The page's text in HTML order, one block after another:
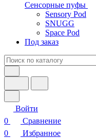
Сенсорные пуфы
Sensory Pod
SNUGG
Space Pod
Под заказ
Войти
0
Сравнение
0
Избранное